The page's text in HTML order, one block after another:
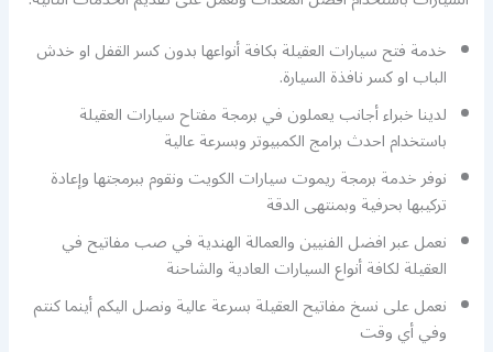
خدمة فتح سيارات العقيلة بكافة أنواعها بدون كسر القفل او خدش
الباب او كسر نافذة السيارة.
لدينا خبراء أجانب يعملون في برمجة مفتاح سيارات العقيلة
باستخدام احدث برامج الكمبيوتر وبسرعة عالية
نوفر خدمة برمجة ريموت سيارات الكويت ونقوم ببرمجتها وإعادة
تركيبها بحرفية وبمنتهى الدقة
نعمل عبر افضل الفنيين والعمالة الهندية في صب مفاتيح في
العقيلة لكافة أنواع السيارات العادية والشاحنة
نعمل على نسخ مفاتيح العقيلة بسرعة عالية ونصل اليكم أينما كنتم
وفي أي وقت